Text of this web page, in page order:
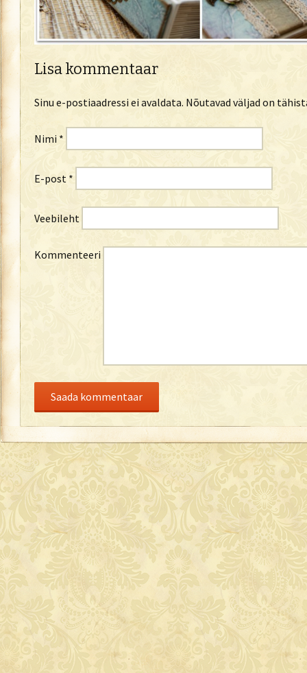
Lisa kommentaar
Sinu e-postiaadressi ei avaldata. Nõutavad väljad on
Nimi *
E-post *
Veebileht
Kommenteeri